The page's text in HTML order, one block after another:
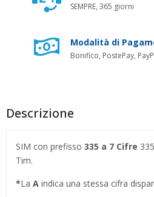
SEMPRE, 365 giorni
Modalità di
Bonifico, PostePay,
Descrizione
SIM con prefisso 335 a 7 Cifre
Tim.
*La A indica una stessa cifra